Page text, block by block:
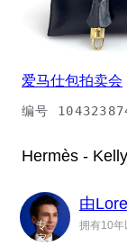
爱马仕包拍卖会
编号
Hermès -
专
家
由
拥有10年